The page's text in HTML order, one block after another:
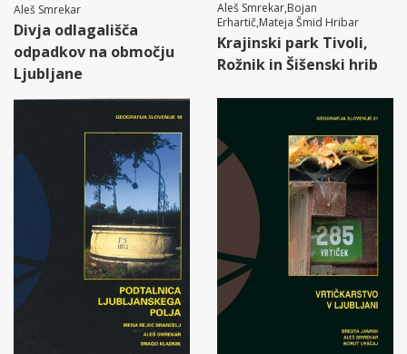
Aleš Smrekar
Divja odlagališča
odpadkov na območju
Ljubljane
Aleš Smrekar,Bojan
Erhartič,Mateja Šmid Hribar
Krajinski park Tivoli,
Rožnik in Šišenski hrib